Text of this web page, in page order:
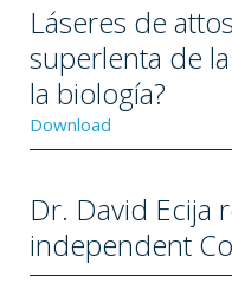
Láseres de
superlenta de
la biología?
Download
Dr. David Ecija
independent